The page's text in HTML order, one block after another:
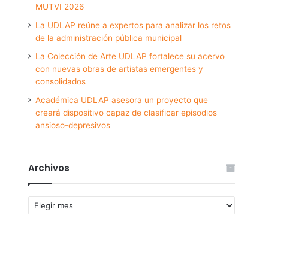
MUTVI 2026
La UDLAP reúne a expertos para analizar los retos
de la administración pública municipal
La Colección de Arte UDLAP fortalece su acervo
con nuevas obras de artistas emergentes y
consolidados
Académica UDLAP asesora un proyecto que
creará dispositivo capaz de clasificar episodios
ansioso-depresivos
Archivos
Archivos